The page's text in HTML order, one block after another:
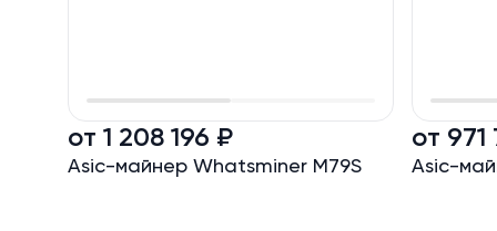
от 1 208 196 ₽
Asic-майнер Whatsminer M79S
от 971
Asic-